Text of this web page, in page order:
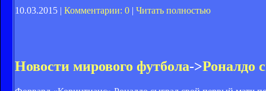
10.03.2015 | Комментарии: 0 | Читать полностью
Новости мирового футбола->Роналдо